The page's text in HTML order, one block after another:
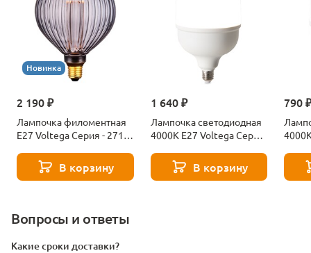
Новинка
2 190 ₽
Лампочка филоментная
Е27 Voltega Серия - 271
В корзину
1 640 ₽
Лампочка светодиодная
4000К Е27 Voltega Серия
В корзину
790
Вопросы и ответы
Какие сроки доставки?